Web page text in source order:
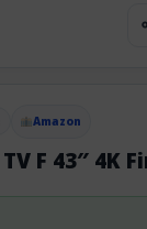
Amazon
F 43″ 4K